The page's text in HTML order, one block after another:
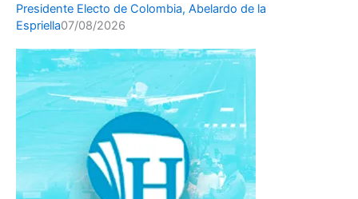
Presidente Electo de Colombia, Abelardo de la
Espriella07/08/2026